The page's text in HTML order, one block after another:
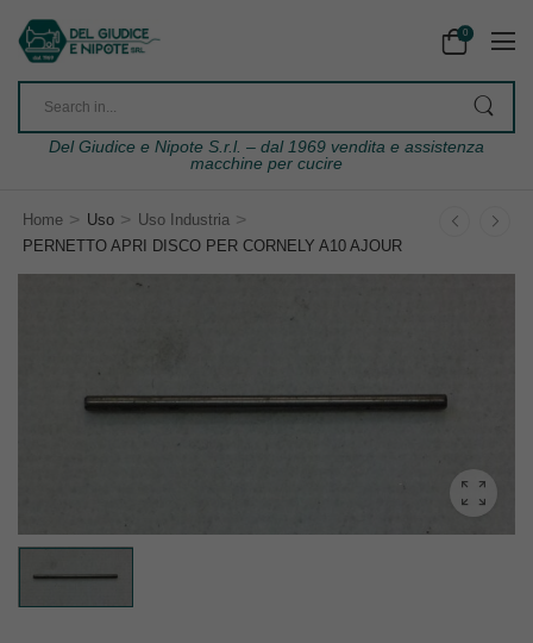
0
Del Giudice e Nipote S.r.l. – dal 1969 vendita e assistenza
macchine per cucire
Home > Uso > Uso Industria >
PERNETTO APRI DISCO PER CORNELY A10 AJOUR